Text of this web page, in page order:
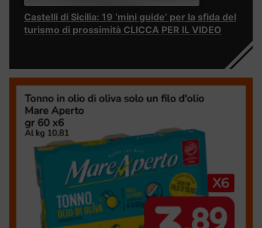
Castelli di Sicilia: 19 ‘mini guide’ per la sfida del
turismo di prossimità CLICCA PER IL VIDEO